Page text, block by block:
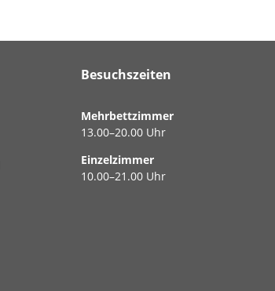
Besuchszeiten
Mehrbettzimmer
13.00–20.00 Uhr
Einzelzimmer
10.00–21.00 Uhr